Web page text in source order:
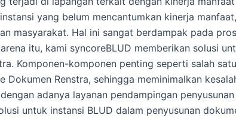
yang belum mencantumkan kinerja
masyarakat. Hal ini sangat berdampak pada
itu, kami syncoreBLUD memberikan solusi
Komponen-komponen penting seperti salah
Dokumen Renstra, sehingga meminimalkan
adanya layanan pendampingan
untuk instansi BLUD dalam penyusunan